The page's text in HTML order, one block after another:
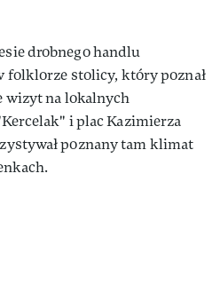
drobnego handlu
folklorze stolicy, który poznał
wizyt na lokalnych
i plac Kazimierza
poznany tam klimat